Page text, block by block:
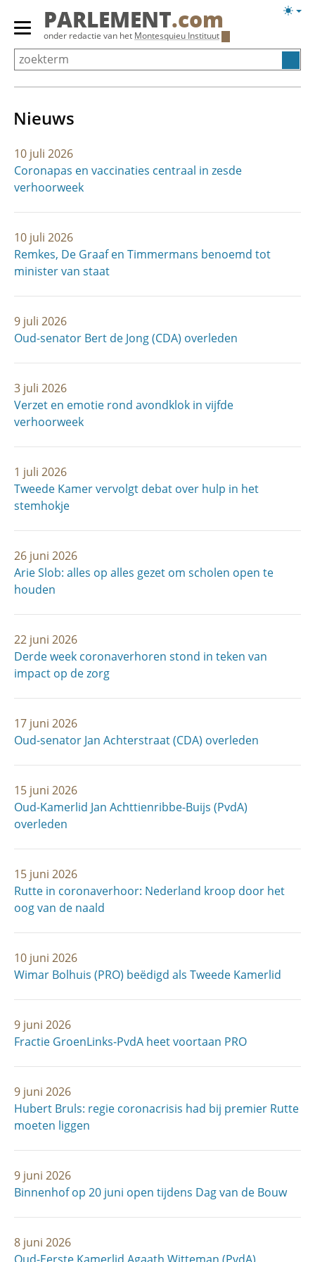
Overslaan
Primair
menu
tonen/verbergen
PARLEMENT.com
onder redactie van het Montesquieu Instituut
Nieuws
10 juli 2026
Coronapas en vaccinaties centraal in zesde
verhoorweek
10 juli 2026
Remkes, De Graaf en Timmermans benoemd tot
minister van staat
9 juli 2026
Oud-senator Bert de Jong (CDA) overleden
3 juli 2026
Verzet en emotie rond avondklok in vijfde
verhoorweek
1 juli 2026
Tweede Kamer vervolgt debat over hulp in het
stemhokje
26 juni 2026
Arie Slob: alles op alles gezet om scholen open te
houden
22 juni 2026
Derde week coronaverhoren stond in teken van
impact op de zorg
17 juni 2026
Oud-senator Jan Achterstraat (CDA) overleden
15 juni 2026
Oud-Kamerlid Jan Achttienribbe-Buijs (PvdA)
overleden
15 juni 2026
Rutte in coronaverhoor: Nederland kroop door het
oog van de naald
10 juni 2026
Wimar Bolhuis (PRO) beëdigd als Tweede Kamerlid
9 juni 2026
Fractie GroenLinks-PvdA heet voortaan PRO
9 juni 2026
Hubert Bruls: regie coronacrisis had bij premier Rutte
moeten liggen
9 juni 2026
Binnenhof op 20 juni open tijdens Dag van de Bouw
8 juni 2026